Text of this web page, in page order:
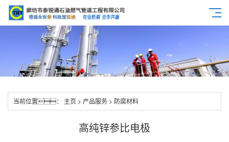
当前位置： 主页 > 产品服务 > 防腐材料
高纯锌参比电极